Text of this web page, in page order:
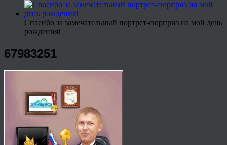
Спасибо за замечательный портрет-сюрприз на мой день
рождения!
67983251